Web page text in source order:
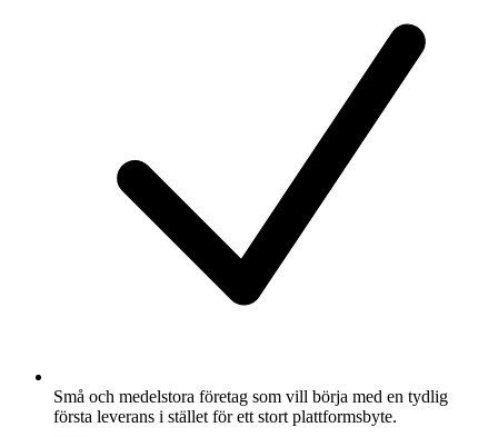
Små och medelstora företag som vill börja med en tydlig
första leverans i stället för ett stort plattformsbyte.